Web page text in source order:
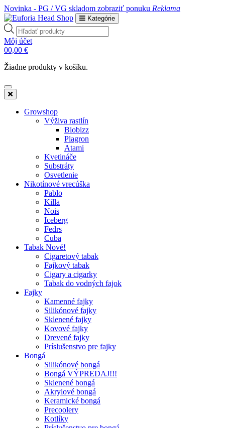
Novinka - PG / VG skladom zobraziť ponuku Reklama
Kategórie
Products
search
Môj účet
00,00 €
Žiadne produkty v košíku.
Growshop
Výživa rastlín
Biobizz
Plagron
Atami
Kvetináče
Substráty
Osvetlenie
Nikotínové vrecúška
Pablo
Killa
Nois
Iceberg
Fedrs
Cuba
Tabak Nové!
Cigaretový tabak
Fajkový tabak
Cigary a cigarky
Tabak do vodných fajok
Fajky
Kamenné fajky
Silikónové fajky
Sklenené fajky
Kovové fajky
Drevené fajky
Príslušenstvo pre fajky
Bongá
Silikónové bongá
Bongá VÝPREDAJ!!!
Sklenené bongá
Akrylové bongá
Keramické bongá
Precoolery
Kotlíky